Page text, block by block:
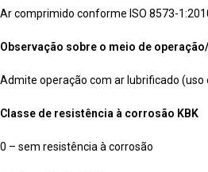
Ar comprimido conforme ISO 8573-
Observação sobre o meio de
Admite operação com ar lubrificado
Classe de resistência à corrosão KBK
0 – sem resistência à corrosão